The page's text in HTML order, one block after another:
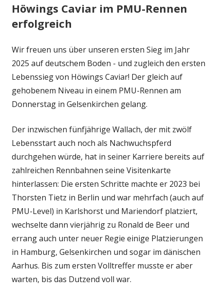
Höwings Caviar im PMU-Rennen
erfolgreich
Wir freuen uns über unseren ersten Sieg im Jahr
2025 auf deutschem Boden - und zugleich den ersten
Lebenssieg von Höwings Caviar! Der gleich auf
gehobenem Niveau in einem PMU-Rennen am
Donnerstag in Gelsenkirchen gelang.
Der inzwischen fünfjährige Wallach, der mit zwölf
Lebensstart auch noch als Nachwuchspferd
durchgehen würde, hat in seiner Karriere bereits auf
zahlreichen Rennbahnen seine Visitenkarte
hinterlassen: Die ersten Schritte machte er 2023 bei
Thorsten Tietz in Berlin und war mehrfach (auch auf
PMU-Level) in Karlshorst und Mariendorf platziert,
wechselte dann vierjährig zu Ronald de Beer und
errang auch unter neuer Regie einige Platzierungen
in Hamburg, Gelsenkirchen und sogar im dänischen
Aarhus. Bis zum ersten Volltreffer musste er aber
warten, bis das Dutzend voll war.